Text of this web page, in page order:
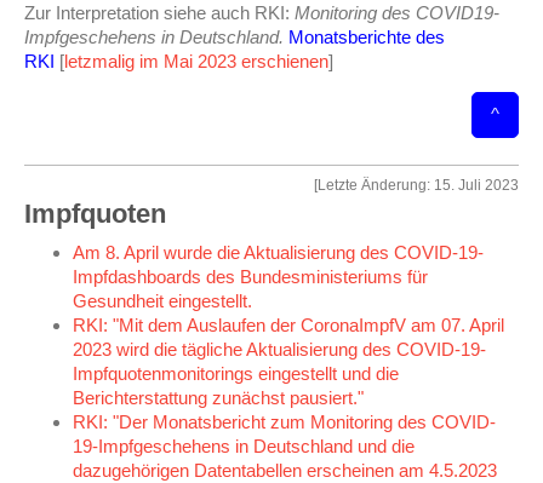
Zur Interpretation siehe auch RKI: Monitoring des COVID19-
Impfgeschehens in Deutschland. Monatsberichte des
RKI [letzmalig im Mai 2023 erschienen]
^
[Letzte Änderung: 15. Juli 2023
Impfquoten
Am 8. April wurde die Aktualisierung des COVID-19-
Impfdashboards des Bundesministeriums für
Gesundheit eingestellt.
RKI: "Mit dem Auslaufen der CoronaImpfV am 07. April
2023 wird die tägliche Aktualisierung des COVID-19-
Impfquotenmonitorings eingestellt und die
Berichterstattung zunächst pausiert."
RKI: "Der Monatsbericht zum Monitoring des COVID-
19-Impfgeschehens in Deutschland und die
dazugehörigen Datentabellen erscheinen am 4.5.2023